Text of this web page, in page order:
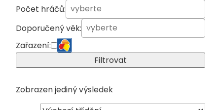
Počet hráčů:
Doporučený věk:
Zařazení:
Filtrovat
Zobrazen jediný výsledek